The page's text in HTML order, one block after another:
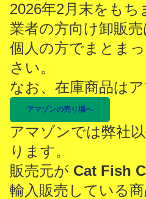
2026年2月末をも
業者の方向け卸販
個人の方でまとま
さい。
なお、在庫商品は
アマゾンの売り場へ
アマゾンでは弊社
ります。
販売元が Cat Fish
輸入販売している商